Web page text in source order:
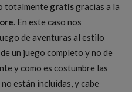
totalmente gratisgracias a la
. En este caso nos
de aventuras al estilo
un juego completo y no de
y como es costumbre las
están incluidas, y cabe